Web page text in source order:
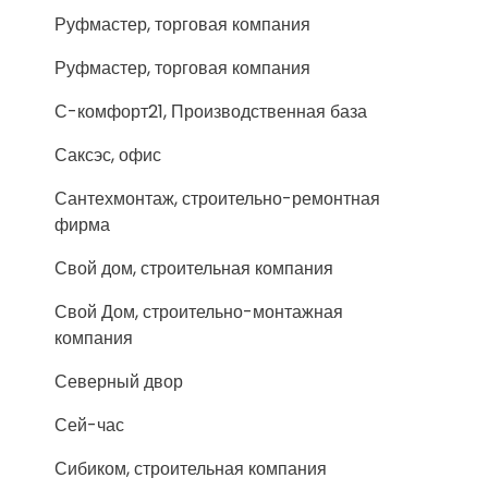
Руфмастер, торговая компания
Руфмастер, торговая компания
С-комфорт21, Производственная база
Саксэс, офис
Сантехмонтаж, строительно-ремонтная
фирма
Свой дом, строительная компания
Свой Дом, строительно-монтажная
компания
Северный двор
Сей-час
Сибиком, строительная компания